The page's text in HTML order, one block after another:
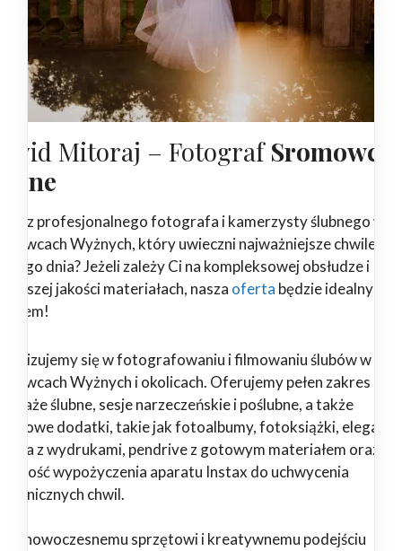
Mitoraj – FotografSromowce
profesjonalnego fotografa i kamerzysty ślubnego w
Wyżnych, który uwieczni najważniejsze chwile
dnia? Jeżeli zależy Ci na kompleksowej obsłudze i
jakości materiałach, nasza oferta będzie idealnym
się w fotografowaniu i filmowaniu ślubów w
Wyżnych i okolicach. Oferujemy pełen zakres
ślubne, sesje narzeczeńskie i poślubne, a także
dodatki, takie jak fotoalbumy, fotoksiążki,
z wydrukami, pendrive z gotowym materiałem oraz
wypożyczenia aparatu Instax do uchwycenia
chwil.
nowoczesnemu sprzętowi i kreatywnemu podejściu